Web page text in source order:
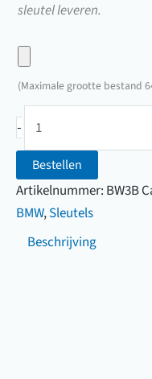
sleutel leveren.
hier
een
foto
van
uw
sleutel
(Maximale grootte bestand
-
sleutelbehuizing
3-
knops
aantal
Bestellen
Artikelnummer: BW3B
BMW,Sleutels
Beschrijving